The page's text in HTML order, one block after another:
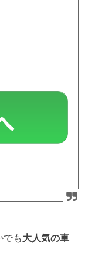
でも大人気の車